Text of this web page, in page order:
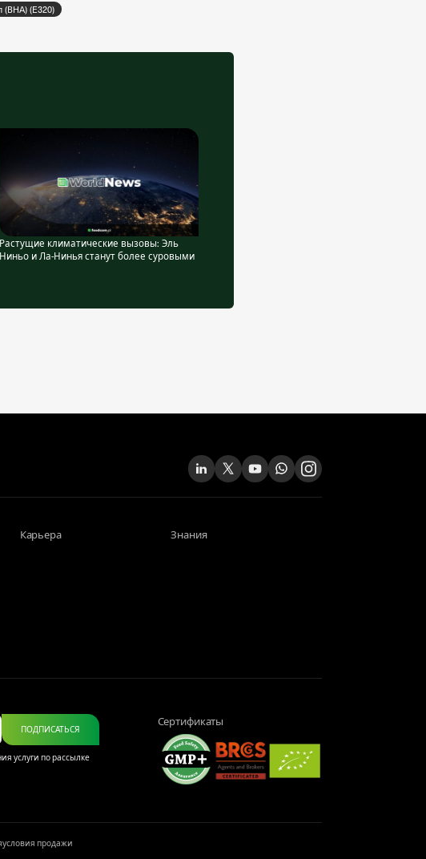
(E320)
Растущие климатические вызовы: Эль
Ниньо и Ла-Нинья станут более суровыми
Карьера Знания
Сертификаты
услуги по рассылке
ПОДПИСАТЬСЯ
условия продажи